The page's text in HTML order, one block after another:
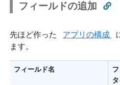
フィールドの追加
先ほど作った アプリの構成
ます。
フィールド名